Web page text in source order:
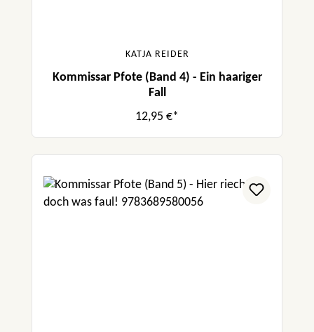
KATJA REIDER
Kommissar Pfote (Band 4) - Ein haariger
Fall
12,95 €*